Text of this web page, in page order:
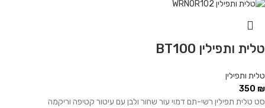
טלית ותפילין BT100
טלית ותפילין
350 ₪
סט טלית תפילין רשי-תם דמוי עור שחור ולבן עם עיטור קטיפה וריקמה